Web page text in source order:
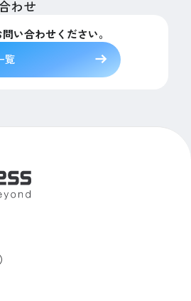
わせ
い合わせください。
覧